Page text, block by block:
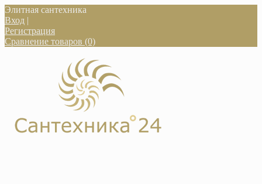
Элитная сантехника
Вход |
Регистрация
Сравнение товаров (0)